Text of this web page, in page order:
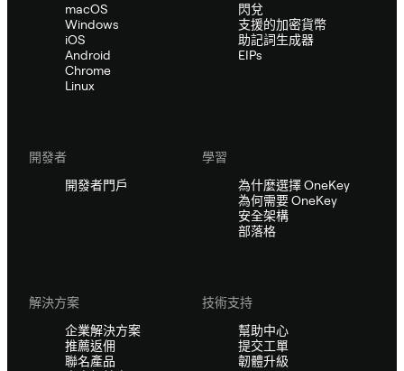
macOS
Windows
iOS
Android
Chrome
Linux
閃兌
支援的加密貨幣
助記詞生成器
EIPs
開發者
開發者門戶
學習
為什麼選擇 OneKey
為何需要 OneKey
安全架構
部落格
解決方案
企業解決方案
推薦返佣
聯名產品
技術支持
幫助中心
提交工單
韌體升級